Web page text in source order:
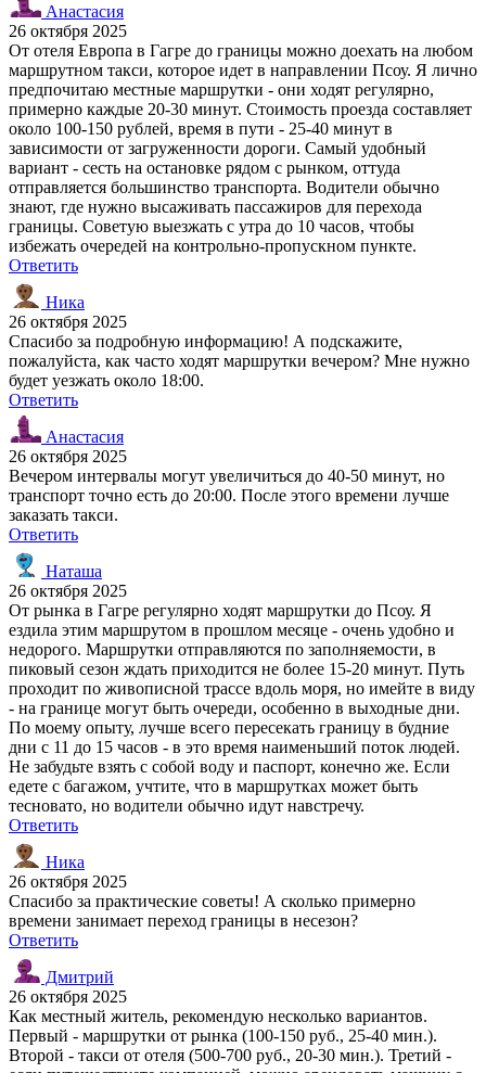
Анастасия
26 октября 2025
От отеля Европа в Гагре до границы можно доехать на любом
маршрутном такси, которое идет в направлении Псоу. Я лично
предпочитаю местные маршрутки - они ходят регулярно,
примерно каждые 20-30 минут. Стоимость проезда составляет
около 100-150 рублей, время в пути - 25-40 минут в
зависимости от загруженности дороги. Самый удобный
вариант - сесть на остановке рядом с рынком, оттуда
отправляется большинство транспорта. Водители обычно
знают, где нужно высаживать пассажиров для перехода
границы. Советую выезжать с утра до 10 часов, чтобы
избежать очередей на контрольно-пропускном пункте.
Ответить
Ника
26 октября 2025
Спасибо за подробную информацию! А подскажите,
пожалуйста, как часто ходят маршрутки вечером? Мне нужно
будет уезжать около 18:00.
Ответить
Анастасия
26 октября 2025
Вечером интервалы могут увеличиться до 40-50 минут, но
транспорт точно есть до 20:00. После этого времени лучше
заказать такси.
Ответить
Наташа
26 октября 2025
От рынка в Гагре регулярно ходят маршрутки до Псоу. Я
ездила этим маршрутом в прошлом месяце - очень удобно и
недорого. Маршрутки отправляются по заполняемости, в
пиковый сезон ждать приходится не более 15-20 минут. Путь
проходит по живописной трассе вдоль моря, но имейте в виду
- на границе могут быть очереди, особенно в выходные дни.
По моему опыту, лучше всего пересекать границу в будние
дни с 11 до 15 часов - в это время наименьший поток людей.
Не забудьте взять с собой воду и паспорт, конечно же. Если
едете с багажом, учтите, что в маршрутках может быть
тесновато, но водители обычно идут навстречу.
Ответить
Ника
26 октября 2025
Спасибо за практические советы! А сколько примерно
времени занимает переход границы в несезон?
Ответить
Дмитрий
26 октября 2025
Как местный житель, рекомендую несколько вариантов.
Первый - маршрутки от рынка (100-150 руб., 25-40 мин.).
Второй - такси от отеля (500-700 руб., 20-30 мин.). Третий -